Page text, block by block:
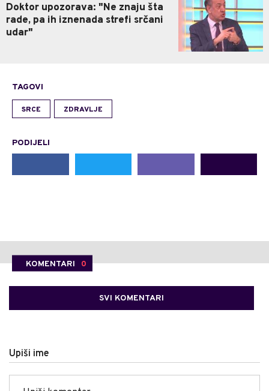
Doktor upozorava: "Ne znaju šta
rade, pa ih iznenada strefi srčani
udar"
TAGOVI
SRCE ZDRAVLJE
PODIJELI
KOMENTARI 0
SVI KOMENTARI
Upiši ime